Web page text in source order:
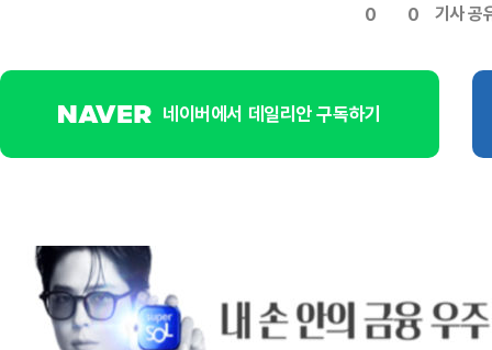
0 0 기사 공
네이버에서 데일리안 구독하기